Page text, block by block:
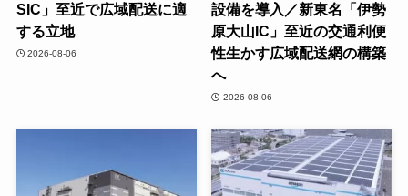
SIC」至近で広域配送に適
する立地
2026-08-06
設備を導入／新東名「伊勢
原大山IC」至近の交通利便
性生かす広域配送網の構築
へ
2026-08-06